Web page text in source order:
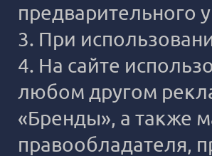
предварительного
3. При
4. На сайте
любом другом
«Бренды», а также
правообладателя,